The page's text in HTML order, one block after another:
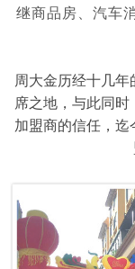
继商品房、汽车
周大金历经十几
席之地，与此同时
加盟商的信任，迄